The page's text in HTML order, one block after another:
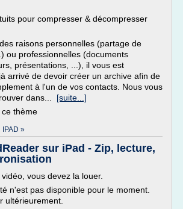
pour compresser & décompresser
raisons personnelles (partage de
ou professionnelles (documents
présentations, ...), il vous est
arrivé de devoir créer un archive afin de
à l'un de vos contacts. Nous vous
dans... [suite...]
ce thème
IPAD »
sur iPad - Zip, lecture,
vous devez la louer.
n'est pas disponible pour le moment.
ultérieurement.